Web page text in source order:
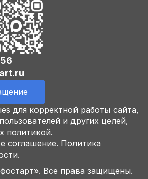
для корректной работы сайта,
и других целей,
политикой.
соглашение. Политика
Все права защищены.